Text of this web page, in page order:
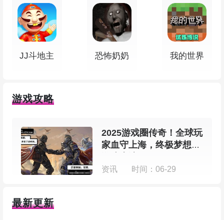
6、小心点，被打中就会掉下来，坠机那感觉
是真实的。操作简单，新手也能很快上手。
用。
战斗机二战手游怎么玩
1、进游戏后点左侧的“开始游戏”；
JJ斗地主 恐怖奶奶 我的世界
游戏攻略
2025游戏圈传奇！全球玩
家血守上海，终极梦想在
资讯 时间：06-29
最新更新